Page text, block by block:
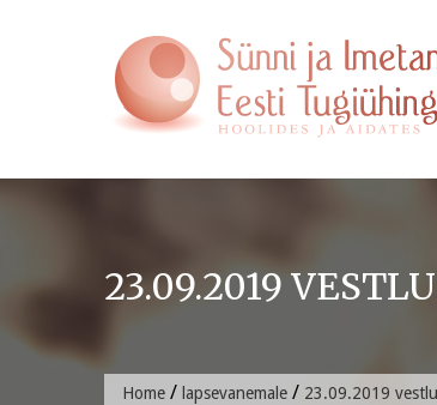
23.09.2019
Home / lapsevanemale / 23.09.2019